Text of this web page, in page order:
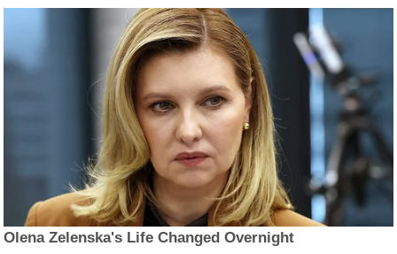
Olena Zelenska's Life Changed Overnight